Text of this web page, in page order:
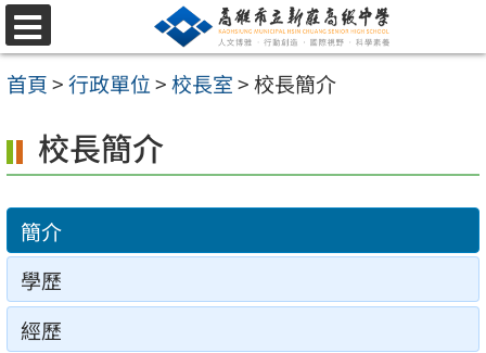
跳
至
主
內
容
選
單
首頁>行政單位>校長室>校長簡介
校長簡介
簡介
學歷
經歷